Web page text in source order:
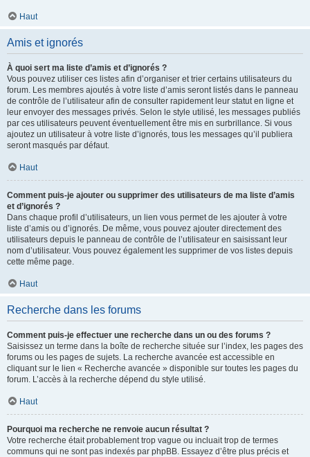
Haut
Amis et ignorés
À quoi sert ma liste d’amis et d’ignorés ?
Vous pouvez utiliser ces listes afin d’organiser et trier certains utilisateurs du
forum. Les membres ajoutés à votre liste d’amis seront listés dans le panneau
de contrôle de l’utilisateur afin de consulter rapidement leur statut en ligne et
leur envoyer des messages privés. Selon le style utilisé, les messages publiés
par ces utilisateurs peuvent éventuellement être mis en surbrillance. Si vous
ajoutez un utilisateur à votre liste d’ignorés, tous les messages qu’il publiera
seront masqués par défaut.
Haut
Comment puis-je ajouter ou supprimer des utilisateurs de ma liste d’amis
et d’ignorés ?
Dans chaque profil d’utilisateurs, un lien vous permet de les ajouter à votre
liste d’amis ou d’ignorés. De même, vous pouvez ajouter directement des
utilisateurs depuis le panneau de contrôle de l’utilisateur en saisissant leur
nom d’utilisateur. Vous pouvez également les supprimer de vos listes depuis
cette même page.
Haut
Recherche dans les forums
Comment puis-je effectuer une recherche dans un ou des forums ?
Saisissez un terme dans la boîte de recherche située sur l’index, les pages des
forums ou les pages de sujets. La recherche avancée est accessible en
cliquant sur le lien « Recherche avancée » disponible sur toutes les pages du
forum. L’accès à la recherche dépend du style utilisé.
Haut
Pourquoi ma recherche ne renvoie aucun résultat ?
Votre recherche était probablement trop vague ou incluait trop de termes
communs qui ne sont pas indexés par phpBB. Essayez d’être plus précis et